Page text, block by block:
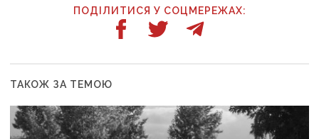
ПОДІЛИТИСЯ У СОЦМЕРЕЖАХ:
ТАКОЖ ЗА ТЕМОЮ